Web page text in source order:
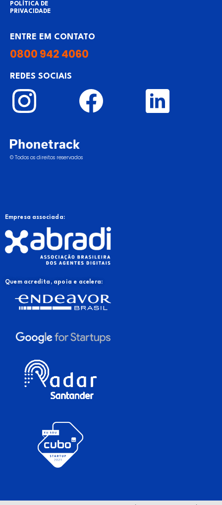
POLÍTICA DE
PRIVACIDADE
ENTRE EM CONTATO
0800 942 4060
REDES SOCIAIS
© Todos os direitos reservados
Empresa associada:
Quem acredita, apoia e acelera: